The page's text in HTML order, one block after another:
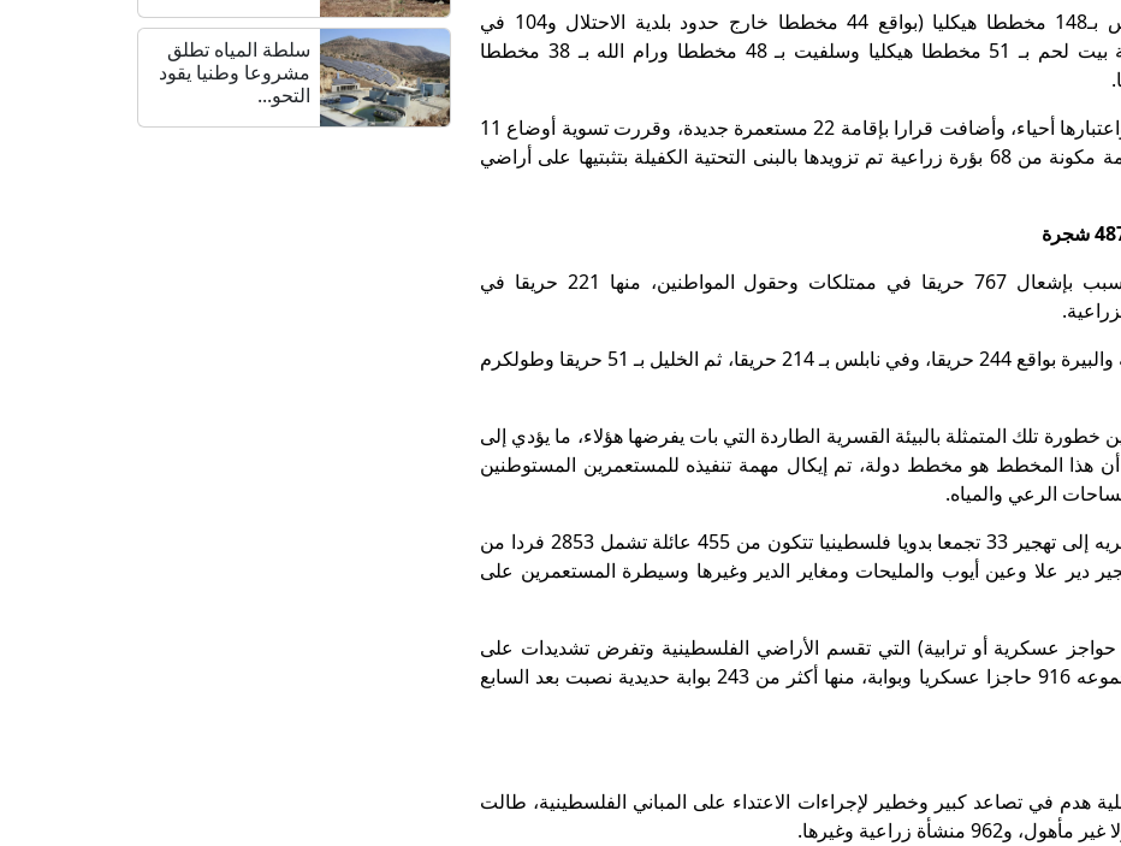
وتركزت هذه المخططات في محافظة القدس بـ148 مخططا هيكليا (بواقع 44 مخططا خارج حدود بلدية الاحتلال و104 في
مستعمرات داخل حدود البلدية)، تليها محافظة بيت لحم بـ 51 مخططا هيكليا وسلفيت بـ 48 مخططا ورام الله بـ 38 مخططا
وقررت دولة الاحتلال فصل 13 حيا استعماريا واعتبارها أحياء، وأضافت قرارا بإقامة 22 مستعمرة جديدة، وقررت تسوية أوضاع 11
بؤرة من خلال قرارات حكومية تضاف إلى قائمة مكونة من 68 بؤرة زراعية تم تزويدها بالبنى التحتية الكفيلة بتثبتيها على أراضي
وأقدم جيش الاحتلال والمستعمرون على التسبب بإشعال 767 حريقا في ممتلكات وحقول المواطنين، منها 221 حريقا في
وتركزت هذه الاعتداءات في محافظات رام الله والبيرة بواقع 244 حريقا، وفي نابلس بـ 214 حريقا، ثم الخليل بـ 51 حريقا وطولكرم
تلك المتمثلة بالبيئة القسرية الطاردة التي بات يفرضها هؤلاء، ما يؤدي إلى
هذا المخطط هو مخطط دولة، تم إيكال مهمة تنفيذه للمستعمرين المستوطنين
الرعي والمياه.
وأدت إجراءات الاحتلال وإرهاب مليشيا مستعمريه إلى تهجير 33 تجمعا بدويا فلسطينيا تتكون من 455 عائلة تشمل 2853 فردا من
دير علا وعين أيوب والمليحات ومغاير الدير وغيرها وسيطرة المستعمرين على
حواجز عسكرية أو ترابية) التي تقسم الأراضي الفلسطينية وتفرض تشديدات على
تنقل الأفراد والبضائع بلغت حتى اللحظة ما مجموعه 916 حاجزا عسكريا وبوابة، منها أكثر من 243 بوابة حديدية نصبت بعد السابع
سلطات الاحتلال ما مجموعه 1014 عملية هدم في تصاعد كبير وخطير لإجراءات الاعتداء على المباني الفلسطينية، طالت
سلطة المياه تطلق
مشروعا وطنيا يقود
التحو...